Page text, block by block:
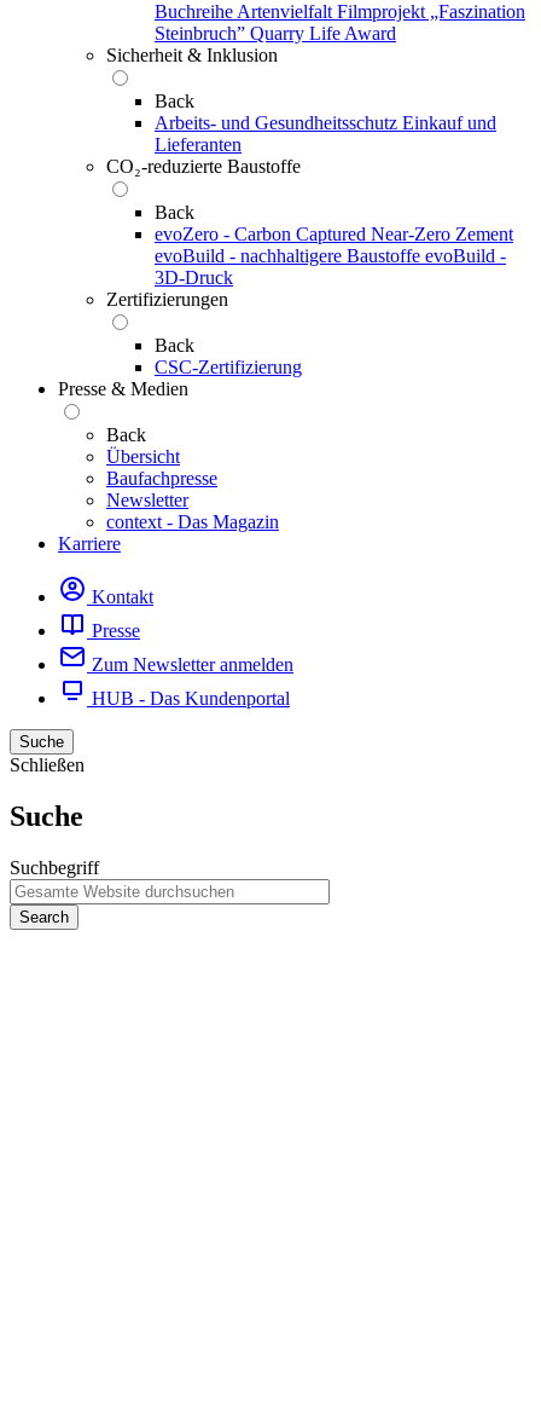
Buchreihe Artenvielfalt Filmprojekt „Faszination
Steinbruch” Quarry Life Award
Sicherheit & Inklusion
Back
Arbeits- und Gesundheitsschutz Einkauf und
Lieferanten
CO₂-reduzierte Baustoffe
Back
evoZero - Carbon Captured Near-Zero Zement
evoBuild - nachhaltigere Baustoffe evoBuild -
3D-Druck
Zertifizierungen
Back
CSC-Zertifizierung
Presse & Medien
Back
Übersicht
Baufachpresse
Newsletter
context - Das Magazin
Karriere
Kontakt
Presse
Zum Newsletter anmelden
HUB - Das Kundenportal
Suche
Schließen
Suche
Suchbegriff